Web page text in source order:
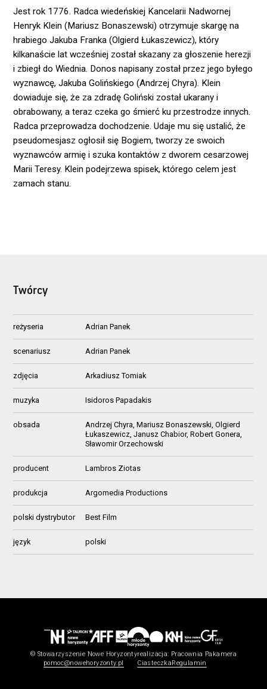
Jest rok 1776. Radca wiedeńskiej Kancelarii Nadwornej
Henryk Klein (Mariusz Bonaszewski) otrzymuje skargę na
hrabiego Jakuba Franka (Olgierd Łukaszewicz), który
kilkanaście lat wcześniej został skazany za głoszenie herezji
i zbiegł do Wiednia. Donos napisany został przez jego byłego
wyznawcę, Jakuba Golińskiego (Andrzej Chyra). Klein
dowiaduje się, że za zdradę Goliński został ukarany i
obrabowany, a teraz czeka go śmierć ku przestrodze innych.
Radca przeprowadza dochodzenie. Udaje mu się ustalić, że
pseudomesjasz ogłosił się Bogiem, tworzy ze swoich
wyznawców armię i szuka kontaktów z dworem cesarzowej
Marii Teresy. Klein podejrzewa spisek, którego celem jest
zamach stanu.
Twórcy
reżyseria Adrian Panek
scenariusz Adrian Panek
zdjęcia Arkadiusz Tomiak
muzyka Isidoros Papadakis
obsada
Andrzej Chyra, Mariusz Bonaszewski, Olgierd
Łukaszewicz, Janusz Chabior, Robert Gonera,
Sławomir Orzechowski
producent Lambros Ziotas
produkcja Argomedia Productions
polski dystrybutor Best Film
język polski
© Stowarzyszenie Nowe Horyzonty
pomoc@nowehoryzonty.pl
realizacja: Pracownia Pakamera
CiasteczkaRegulamin